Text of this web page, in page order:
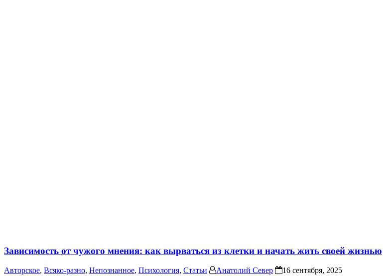
Зависимость от чужого мнения: как вырваться из клетки и начать жить своей жизнью
Авторское, Всяко-разно, Непознанное, Психология, Статьи Анатолий Север 16 сентября, 2025